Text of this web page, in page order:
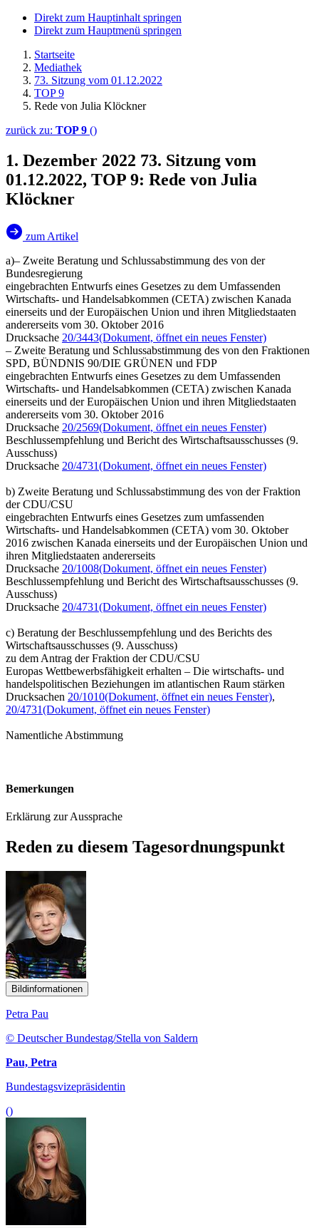
Direkt zum Hauptinhalt springen
Direkt zum Hauptmenü springen
Startseite
Mediathek
73. Sitzung vom 01.12.2022
TOP 9
Rede von Julia Klöckner
zurück zu: TOP 9 ()
1. Dezember 2022 73. Sitzung vom
01.12.2022, TOP 9: Rede von Julia
Klöckner
zum Artikel
a)– Zweite Beratung und Schlussabstimmung des von der
Bundesregierung
eingebrachten Entwurfs eines Gesetzes zu dem Umfassenden
Wirtschafts- und Handelsabkommen (CETA) zwischen Kanada
einerseits und der Europäischen Union und ihren Mitgliedstaaten
andererseits vom 30. Oktober 2016
Drucksache 20/3443(Dokument, öffnet ein neues Fenster)
– Zweite Beratung und Schlussabstimmung des von den Fraktionen
SPD, BÜNDNIS 90/DIE GRÜNEN und FDP
eingebrachten Entwurfs eines Gesetzes zu dem Umfassenden
Wirtschafts- und Handelsabkommen (CETA) zwischen Kanada
einerseits und der Europäischen Union und ihren Mitgliedstaaten
andererseits vom 30. Oktober 2016
Drucksache 20/2569(Dokument, öffnet ein neues Fenster)
Beschlussempfehlung und Bericht des Wirtschaftsausschusses (9.
Ausschuss)
Drucksache 20/4731(Dokument, öffnet ein neues Fenster)
b) Zweite Beratung und Schlussabstimmung des von der Fraktion
der CDU/CSU
eingebrachten Entwurfs eines Gesetzes zum umfassenden
Wirtschafts- und Handelsabkommen (CETA) vom 30. Oktober
2016 zwischen Kanada einerseits und der Europäischen Union und
ihren Mitgliedstaaten andererseits
Drucksache 20/1008(Dokument, öffnet ein neues Fenster)
Beschlussempfehlung und Bericht des Wirtschaftsausschusses (9.
Ausschuss)
Drucksache 20/4731(Dokument, öffnet ein neues Fenster)
c) Beratung der Beschlussempfehlung und des Berichts des
Wirtschaftsausschusses (9. Ausschuss)
zu dem Antrag der Fraktion der CDU/CSU
Europas Wettbewerbsfähigkeit erhalten – Die wirtschafts- und
handelspolitischen Beziehungen im atlantischen Raum stärken
Drucksachen 20/1010(Dokument, öffnet ein neues Fenster),
20/4731(Dokument, öffnet ein neues Fenster)
Namentliche Abstimmung
Bemerkungen
Erklärung zur Aussprache
Reden zu diesem Tagesordnungspunkt
Bildinformationen
Petra Pau
© Deutscher Bundestag/Stella von Saldern
Pau, Petra
Bundestagsvizepräsidentin
()